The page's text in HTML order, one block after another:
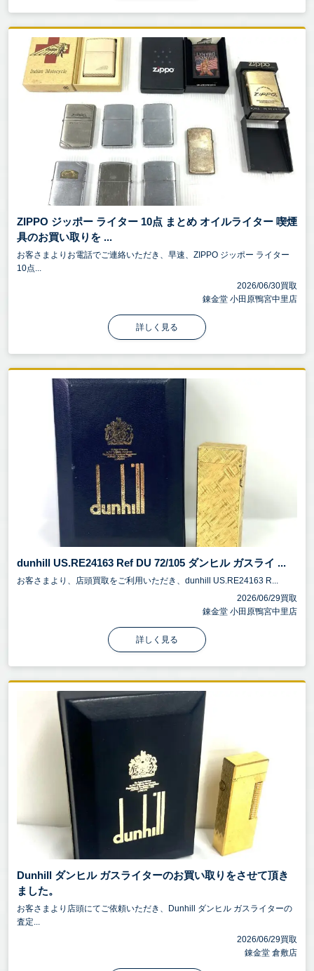
ZIPPO ジッポー ライター 10点 まとめ オイルライター 喫煙
具のお買い取りを ...
お客さまよりお電話でご連絡いただき、早速、ZIPPO ジッポー ライター
10点...
2026/06/30買取
錬金堂 小田原鴨宮中里店
詳しく見る
dunhill US.RE24163 Ref DU 72/105 ダンヒル ガスライ ...
お客さまより、店頭買取をご利用いただき、dunhill US.RE24163 R...
2026/06/29買取
錬金堂 小田原鴨宮中里店
詳しく見る
Dunhill ダンヒル ガスライターのお買い取りをさせて頂き
ました。
お客さまより店頭にてご依頼いただき、Dunhill ダンヒル ガスライターの
査定...
2026/06/29買取
錬金堂 倉敷店